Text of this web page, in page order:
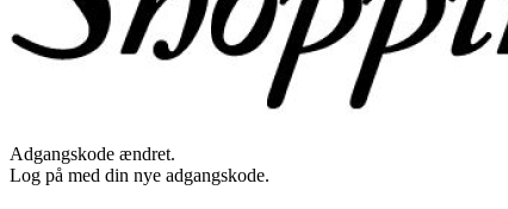
Adgangskode ændret.
Log på med din nye adgangskode.